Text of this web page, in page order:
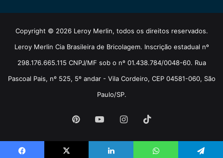
Copyright © 2026 Leroy Merlin, todos os direitos reservados.
Leroy Merlin Cia Brasileira de Bricolagem. Inscrição estadual nº
298.176.665.115 CNPJ/MF sob o nº 01.438.784/0048-60. Rua
Pascoal Pais, nº 525, 5º andar - Vila Cordeiro, CEP 04581-060, São
Paulo/SP.
PinterestYouTubeInstagram